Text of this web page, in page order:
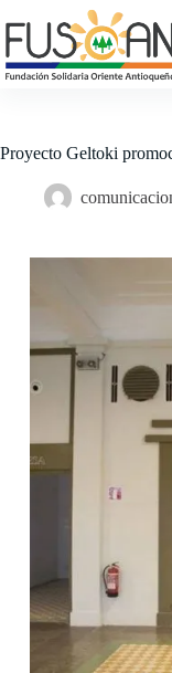
al
contenido
Proyecto Geltoki